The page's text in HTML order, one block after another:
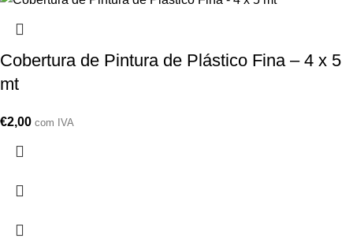
Cobertura de Pintura de Plástico Fina – 4 x 5
mt
€2,00 com IVA